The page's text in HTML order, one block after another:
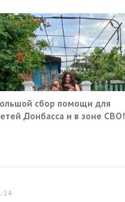
сбор помощи для
Донбасса и в зоне СВО!